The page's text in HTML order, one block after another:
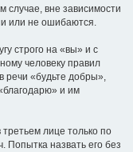
случае, вне зависимости
или не ошибаются.
строго на «вы» и с
человеку правил
речи «будьте добры»,
и им
лице только по
Попытка назвать его без